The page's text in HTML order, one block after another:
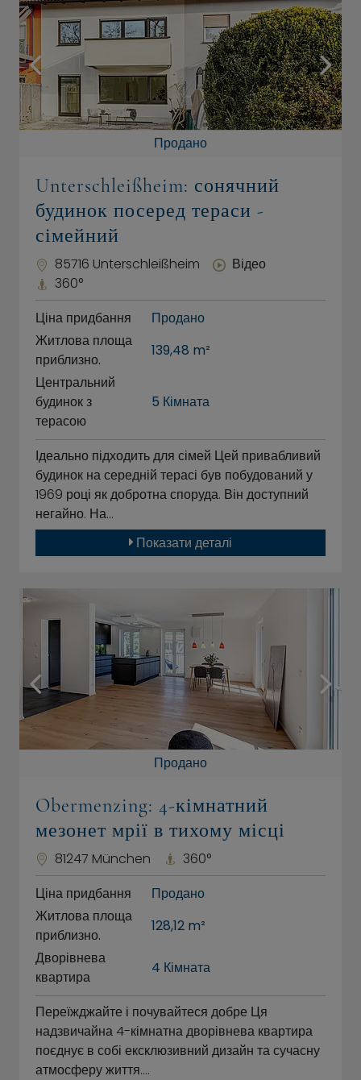
Продано
Unterschleißheim: сонячний
будинок посеред тераси -
сімейний
85716 Unterschleißheim
Відео
360°
Ціна придбання
Продано
Житлова площа
приблизно.
139,48 m²
Центральний
будинок з
терасою
5 Кімната
Ідеально підходить для сімей Цей привабливий
будинок на середній терасі був побудований у
1969 році як добротна споруда. Він доступний
негайно. На…
Показати деталі
Продано
Obermenzing: 4-кімнатний
мезонет мрії в тихому місці
81247 München
360°
Ціна придбання
Продано
Житлова площа
приблизно.
128,12 m²
Дворівнева
квартира
4 Кімната
Переїжджайте і почувайтеся добре Ця
надзвичайна 4-кімнатна дворівнева квартира
поєднує в собі ексклюзивний дизайн та сучасну
атмосферу життя.…